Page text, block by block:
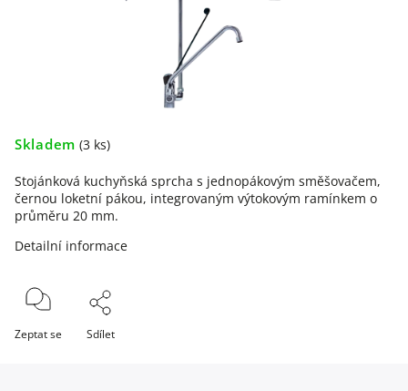
Skladem (3 ks)
Stojánková kuchyňská sprcha s jednopákovým směšovačem,
černou loketní pákou, integrovaným výtokovým ramínkem o
průměru 20 mm.
Detailní informace
Zeptat se Sdílet